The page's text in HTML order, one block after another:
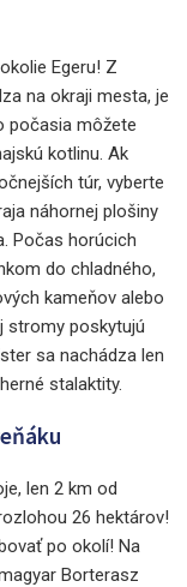
Egeru! Z
na okraji mesta, je
počasia môžete
kotlinu. Ak
túr, vyberte
náhornej plošiny
Počas horúcich
do chladného,
kameňov alebo
stromy poskytujú
sa nachádza len
stalaktity.
len 2 km od
26 hektárov!
po okolí! Na
Borterasz